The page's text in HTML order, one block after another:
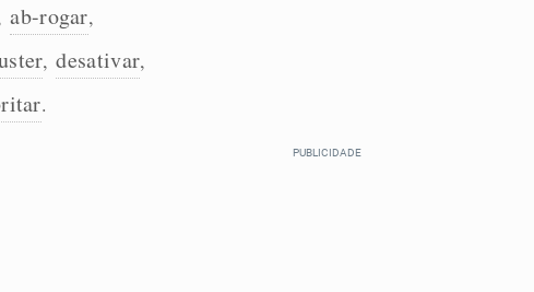
ab-rogar,
, desativar,
.